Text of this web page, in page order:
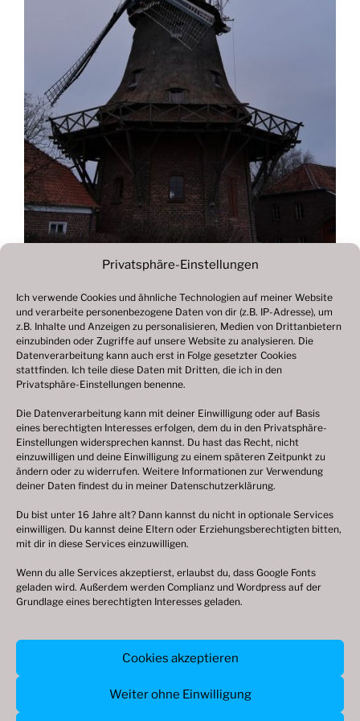
Privatsphäre-Einstellungen
Ich verwende Cookies und ähnliche Technologien auf meiner Website
und verarbeite personenbezogene Daten von dir (z.B. IP-Adresse), um
z.B. Inhalte und Anzeigen zu personalisieren, Medien von Drittanbietern
einzubinden oder Zugriffe auf unsere Website zu analysieren. Die
Datenverarbeitung kann auch erst in Folge gesetzter Cookies
stattfinden. Ich teile diese Daten mit Dritten, die ich in den
Privatsphäre-Einstellungen benenne.
Die Datenverarbeitung kann mit deiner Einwilligung oder auf Basis
eines berechtigten Interesses erfolgen, dem du in den Privatsphäre-
Einstellungen widersprechen kannst. Du hast das Recht, nicht
einzuwilligen und deine Einwilligung zu einem späteren Zeitpunkt zu
ändern oder zu widerrufen. Weitere Informationen zur Verwendung
deiner Daten findest du in meiner Datenschutzerklärung.
Du bist unter 16 Jahre alt? Dann kannst du nicht in optionale Services
einwilligen. Du kannst deine Eltern oder Erziehungsberechtigten bitten,
mit dir in diese Services einzuwilligen.
Wenn du alle Services akzeptierst, erlaubst du, dass Google Fonts
geladen wird. Außerdem werden Complianz und Wordpress auf der
Grundlage eines berechtigten Interesses geladen.
Cookies akzeptieren
Weiter ohne Einwilligung
Beitragsnavigation
Vorheriger
Beitrag
Fotogalerie 2022
© 2003 – 2025 nilsbenthien.de,Datenschutzerklärung
|Cookie-Richtlinie EU|Impressum
© 2003 – 2026 nilsbenthien.de,
Datenschutzerkärung|Cookie-Richtlinie